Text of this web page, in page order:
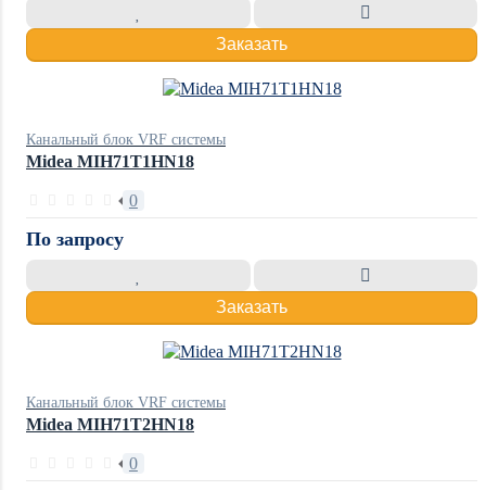
Заказать
Канальный блок VRF системы
Midea MIH71T1HN18
0
По запросу
Заказать
Канальный блок VRF системы
Midea MIH71T2HN18
0